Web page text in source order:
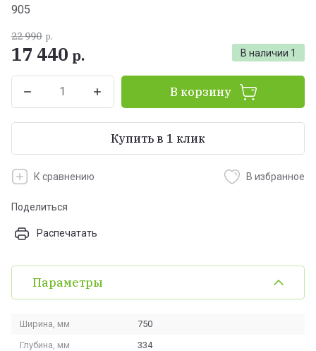
905
В наличии 1
22 990 р.
17 440 р.
В корзину
Купить в 1 клик
К сравнению В избранное
Поделиться
Распечатать
Параметры
Ширина, мм
750
Глубина, мм
334